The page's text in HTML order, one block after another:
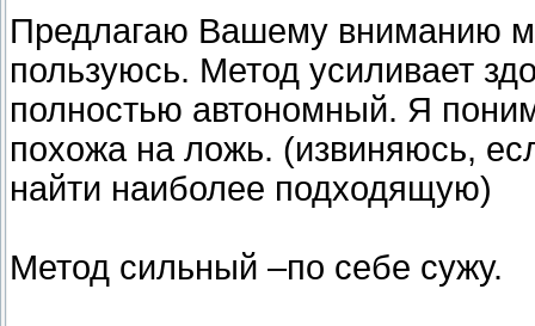
Предлагаю Вашему вниманию
пользуюсь. Метод усиливает
полностью автономный. Я
похожа на ложь. (извиняюсь,
найти наиболее подходящую)
Метод сильный –по себе сужу.